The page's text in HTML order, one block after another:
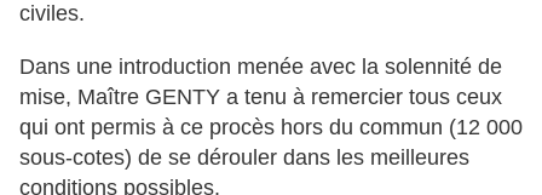
civiles.
Dans une introduction menée avec la solennité de
mise, Maître GENTY a tenu à remercier tous ceux
qui ont permis à ce procès hors du commun (12 000
sous-cotes) de se dérouler dans les meilleures
conditions possibles.